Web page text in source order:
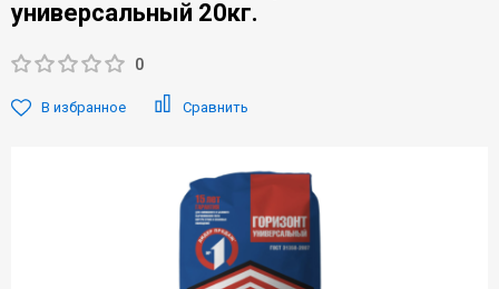
универсальный 20кг.
0
В избранное Сравнить